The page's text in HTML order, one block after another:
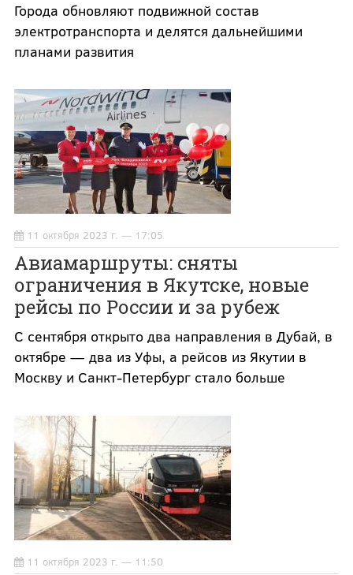
Города обновляют подвижной состав
электротранспорта и делятся дальнейшими
планами развития
11 октября 2023 г. — 17:05
Авиамаршруты: сняты
ограничения в Якутске, новые
рейсы по России и за рубеж
С сентября открыто два направления в Дубай, в
октябре — два из Уфы, а рейсов из Якутии в
Москву и Санкт-Петербург стало больше
11 октября 2023 г. — 11:50